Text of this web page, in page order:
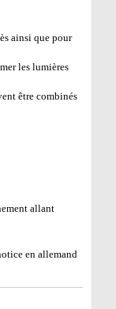
ainsi que pour
les lumières
être combinés
allant
en allemand